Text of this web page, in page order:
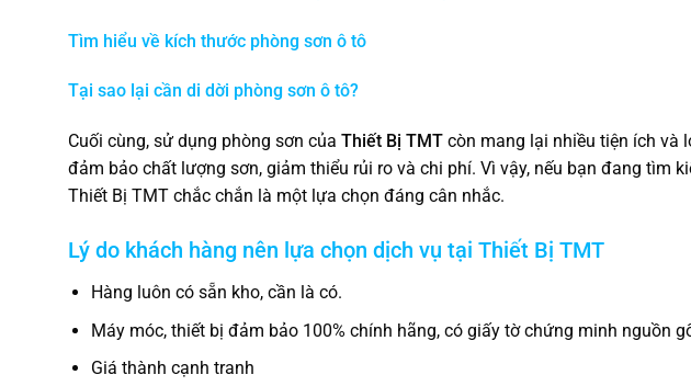
Tìm hiểu về kích thước phòng sơn ô tô
Tại sao lại cần di dời phòng sơn ô tô?
Cuối cùng, sử dụng phòng sơn của Thiết Bị TMT còn mang lại nhiều tiện ích và
đảm bảo chất lượng sơn, giảm thiểu rủi ro và chi phí. Vì vậy, nếu bạn đang tìm
Thiết Bị TMT chắc chắn là một lựa chọn đáng cân nhắc.
Lý do khách hàng nên lựa chọn dịch vụ tại Thiết Bị TMT
Hàng luôn có sẵn kho, cần là có.
Máy móc, thiết bị đảm bảo 100% chính hãng, có giấy tờ chứng minh nguồn
Giá thành cạnh tranh